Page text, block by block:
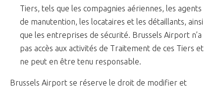
Tiers, tels que les compagnies aériennes, les agents
de manutention, les locataires et les détaillants, ainsi
que les entreprises de sécurité. Brussels Airport n’a
pas accès aux activités de Traitement de ces Tiers et
ne peut en être tenu responsable.
Brussels Airport se réserve le droit de modifier et